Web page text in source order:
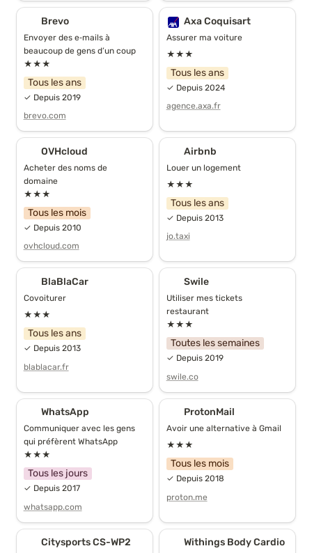
Brevo
Brevo
Envoyer des e‑mails à
beaucoup de gens d’un coup
★★★
Tous les ans
✓ Depuis 2019
brevo.com
Axa Coquisart
Axa Coquisart
Assurer ma voiture
★★★
Tous les ans
✓ Depuis 2024
agence.axa.fr
OVHcloud
OVHcloud
Acheter des noms de
domaine
★★★
Tous les mois
✓ Depuis 2010
ovhcloud.com
Airbnb
Airbnb
Louer un logement
★★★
Tous les ans
✓ Depuis 2013
jo.taxi
BlaBlaCar
BlaBlaCar
Covoiturer
★★★
Tous les ans
✓ Depuis 2013
blablacar.fr
Swile
Swile
Utiliser mes tickets
restaurant
★★★
Toutes les semaines
✓ Depuis 2019
swile.co
WhatsApp
WhatsApp
Communiquer avec les gens
qui préfèrent WhatsApp
★★★
Tous les jours
✓ Depuis 2017
whatsapp.com
ProtonMail
ProtonMail
Avoir une alternative à Gmail
★★★
Tous les mois
✓ Depuis 2018
proton.me
Citysports CS-WP2
Citysports CS-WP2
Withings Body Cardio
Withings Body Cardio